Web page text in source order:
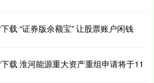
载 “证券版余额宝” 让股票账户闲钱
载 淮河能源重大资产重组申请将于11